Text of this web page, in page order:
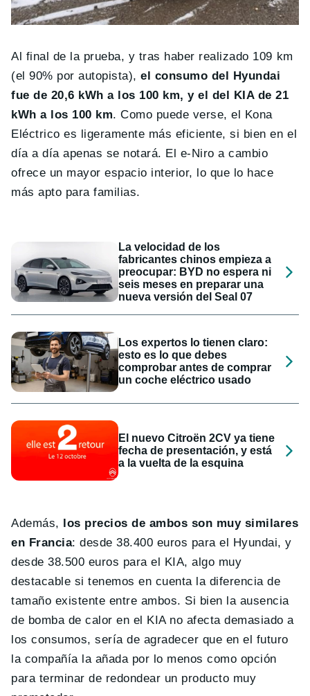
Al final de la prueba, y tras haber realizado 109 km
(el 90% por autopista),el consumo del Hyundai
fue de 20,6 kWh a los 100 km, y el del KIA de 21
kWh a los 100 km. Como puede verse, el Kona
Eléctrico es ligeramente más eficiente, si bien en el
día a día apenas se notará. El e-Niro a cambio
ofrece un mayor espacio interior, lo que lo hace
más apto para familias.
La velocidad de los
fabricantes chinos empieza a
preocupar: BYD no espera ni
seis meses en preparar una
nueva versión del Seal 07
Los expertos lo tienen claro:
esto es lo que debes
comprobar antes de comprar
un coche eléctrico usado
El nuevo Citroën 2CV ya tiene
fecha de presentación, y está
a la vuelta de la esquina
Además,
los precios de ambos son muy similares
en Francia: desde 38.400 euros para el Hyundai, y
desde 38.500 euros para el KIA, algo muy
destacable si tenemos en cuenta la diferencia de
tamaño existente entre ambos. Si bien la ausencia
de bomba de calor en el KIA no afecta demasiado a
los consumos, sería de agradecer que en el futuro
la compañía la añada por lo menos como opción
para terminar de redondear un producto muy